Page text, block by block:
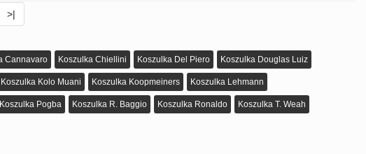
>|
Cannavaro Koszulka Chiellini Koszulka Del Piero Koszulka Douglas Luiz
Koszulka Kolo Muani Koszulka Koopmeiners Koszulka Lehmann
Koszulka Pogba Koszulka R. Baggio Koszulka Ronaldo Koszulka T. Weah